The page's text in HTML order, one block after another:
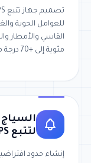
للعوامل الجوية
مئوية إلى +70 درجة مئوية.
السياج
لتتبع GPS المحمول
إنشاء حدود